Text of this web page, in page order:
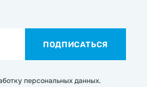
ПОДПИСАТЬСЯ
персональных данных.